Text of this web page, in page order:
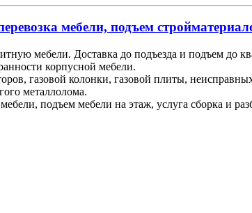
мебели, подъем
мебели. Доставка до подъезда и подъем до
корпусной мебели.
газовой колонки, газовой плиты,
металлолома.
подъем мебели на этаж, услуга сборка и